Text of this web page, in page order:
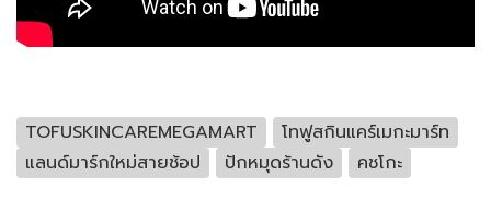
TOFUSKINCAREMEGAMART
โทฟูสกินแคร์เมกะมาร์ท
แลนด์มาร์กใหม่สายช้อป
ปักหมุดร้านดัง คชโกะ